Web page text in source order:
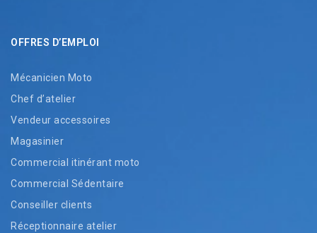
OFFRES D’EMPLOI
Mécanicien Moto
Chef d’atelier
Vendeur accessoires
Magasinier
Commercial itinérant moto
Commercial Sédentaire
Conseiller clients
Réceptionnaire atelier